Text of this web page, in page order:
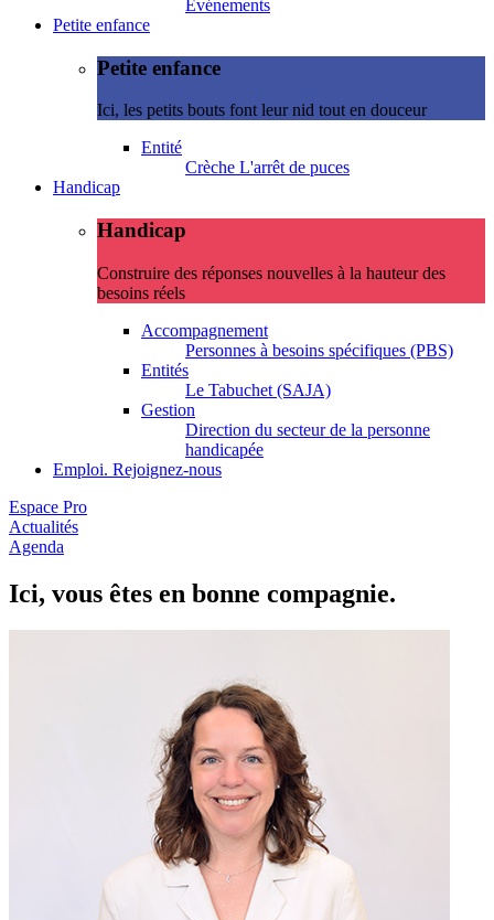
Evénements
Petite enfance
Petite enfance
Ici, les petits bouts font leur nid tout en douceur
Entité
Crèche L'arrêt de puces
Handicap
Handicap
Construire des réponses nouvelles à la hauteur des
besoins réels
Accompagnement
Personnes à besoins spécifiques (PBS)
Entités
Le Tabuchet (SAJA)
Gestion
Direction du secteur de la personne
handicapée
Emploi. Rejoignez-nous
Espace Pro
Actualités
Agenda
Ici, vous êtes en bonne compagnie.